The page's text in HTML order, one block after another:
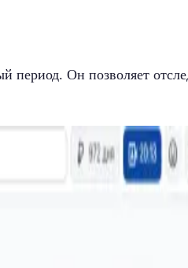
период. Он позволяет